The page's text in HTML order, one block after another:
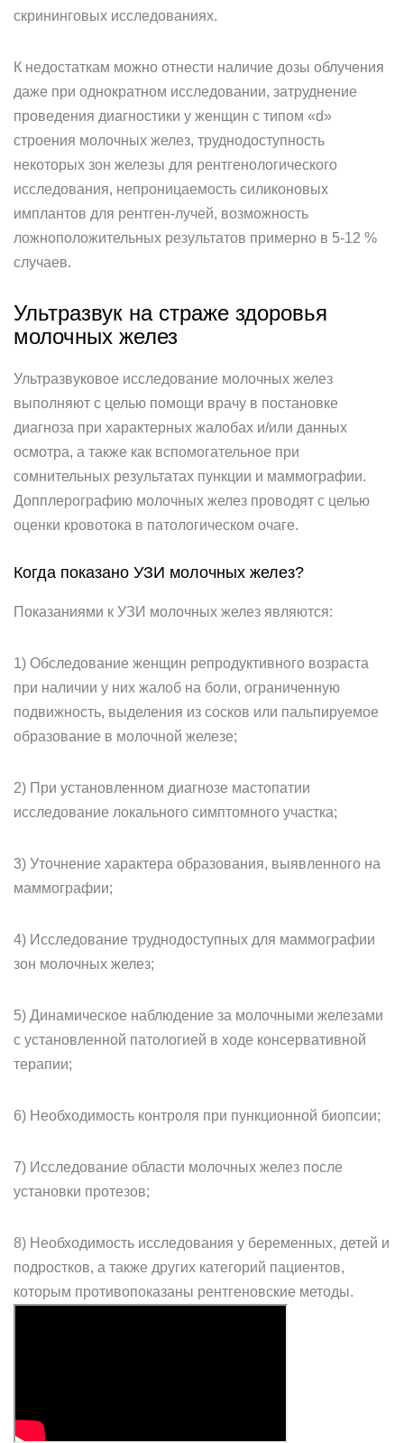
скрининговых исследованиях.
К недостаткам можно отнести наличие дозы облучения
даже при однократном исследовании, затруднение
проведения диагностики у женщин с типом «d»
строения молочных желез, труднодоступность
некоторых зон железы для рентгенологического
исследования, непроницаемость силиконовых
имплантов для рентген-лучей, возможность
ложноположительных результатов примерно в 5-12 %
случаев.
Ультразвук на страже здоровья
молочных желез
Ультразвуковое исследование молочных желез
выполняют с целью помощи врачу в постановке
диагноза при характерных жалобах и/или данных
осмотра, а также как вспомогательное при
сомнительных результатах пункции и маммографии.
Допплерографию молочных желез проводят с целью
оценки кровотока в патологическом очаге.
Когда показано УЗИ молочных желез?
Показаниями к УЗИ молочных желез являются:
1) Обследование женщин репродуктивного возраста
при наличии у них жалоб на боли, ограниченную
подвижность, выделения из сосков или пальпируемое
образование в молочной железе;
2) При установленном диагнозе мастопатии
исследование локального симптомного участка;
3) Уточнение характера образования, выявленного на
маммографии;
4) Исследование труднодоступных для маммографии
зон молочных желез;
5) Динамическое наблюдение за молочными железами
с установленной патологией в ходе консервативной
терапии;
6) Необходимость контроля при пункционной биопсии;
7) Исследование области молочных желез после
установки протезов;
8) Необходимость исследования у беременных, детей и
подростков, а также других категорий пациентов,
которым противопоказаны рентгеновские методы.